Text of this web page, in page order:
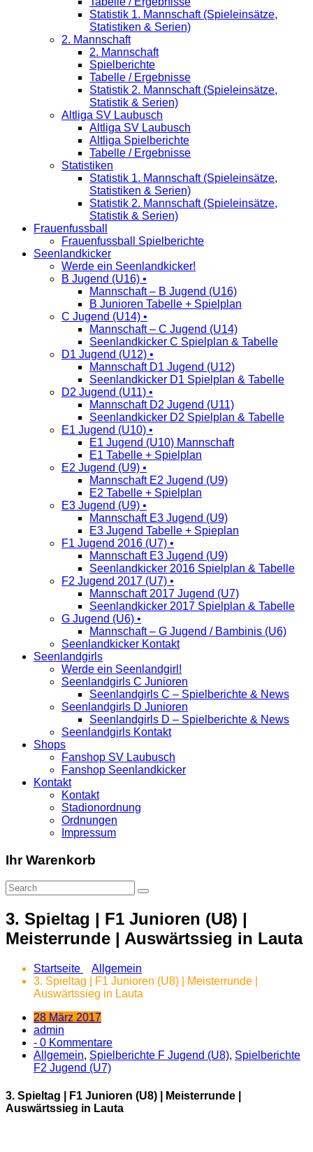
Statistik 1. Mannschaft (Spieleinsätze,
Statistiken & Serien)
2. Mannschaft
2. Mannschaft
Spielberichte
Tabelle / Ergebnisse
Statistik 2. Mannschaft (Spieleinsätze,
Statistik & Serien)
Altliga SV Laubusch
Altliga SV Laubusch
Altliga Spielberichte
Tabelle / Ergebnisse
Statistiken
Statistik 1. Mannschaft (Spieleinsätze,
Statistiken & Serien)
Statistik 2. Mannschaft (Spieleinsätze,
Statistik & Serien)
Frauenfussball
Frauenfussball Spielberichte
Seenlandkicker
Werde ein Seenlandkicker!
B Jugend (U16) •
Mannschaft – B Jugend (U16)
B Junioren Tabelle + Spielplan
C Jugend (U14) •
Mannschaft – C Jugend (U14)
Seenlandkicker C Spielplan & Tabelle
D1 Jugend (U12) •
Mannschaft D1 Jugend (U12)
Seenlandkicker D1 Spielplan & Tabelle
D2 Jugend (U11) •
Mannschaft D2 Jugend (U11)
Seenlandkicker D2 Spielplan & Tabelle
E1 Jugend (U10) •
E1 Jugend (U10) Mannschaft
E1 Tabelle + Spielplan
E2 Jugend (U9) •
Mannschaft E2 Jugend (U9)
E2 Tabelle + Spielplan
E3 Jugend (U9) •
Mannschaft E3 Jugend (U9)
E3 Jugend Tabelle + Spieplan
F1 Jugend 2016 (U7) •
Mannschaft E3 Jugend (U9)
Seenlandkicker 2016 Spielplan & Tabelle
F2 Jugend 2017 (U7) •
Mannschaft 2017 Jugend (U7)
Seenlandkicker 2017 Spielplan & Tabelle
G Jugend (U6) •
Mannschaft – G Jugend / Bambinis (U6)
Seenlandkicker Kontakt
Seenlandgirls
Werde ein Seenlandgirl!
Seenlandgirls C Junioren
Seenlandgirls C – Spielberichte & News
Seenlandgirls D Junioren
Seenlandgirls D – Spielberichte & News
Seenlandgirls Kontakt
Shops
Fanshop SV Laubusch
Fanshop Seenlandkicker
Kontakt
Kontakt
Stadionordnung
Ordnungen
Impressum
Ihr Warenkorb
3. Spieltag | F1 Junioren (U8) |
Meisterrunde | Auswärtssieg in Lauta
Startseite
Allgemein
3. Spieltag | F1 Junioren (U8) | Meisterrunde |
Auswärtssieg in Lauta
28 März 2017
admin
- 0 Kommentare
Allgemein, Spielberichte F Jugend (U8), Spielberichte
F2 Jugend (U7)
3. Spieltag | F1 Junioren (U8) | Meisterrunde |
Auswärtssieg in Lauta